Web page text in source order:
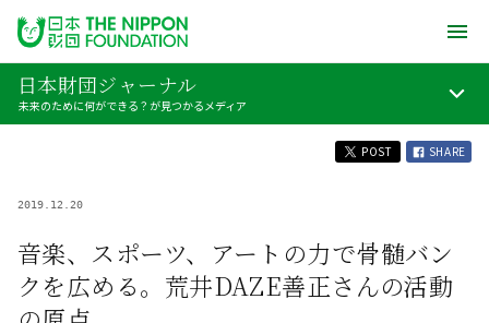
日本財団ジャーナル
未来のために何ができる？が見つかるメディア
POST SHARE
2019.12.20
音楽、スポーツ、アートの力で骨髄バン
クを広める。荒井DAZE善正さんの活動